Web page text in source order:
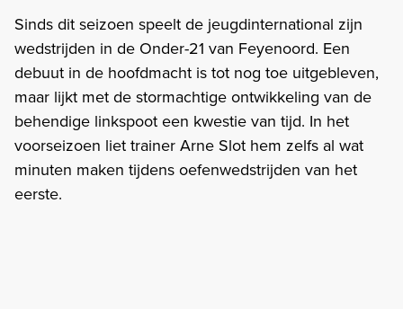
Sinds dit seizoen speelt de jeugdinternational zijn
wedstrijden in de Onder-21 van Feyenoord. Een
debuut in de hoofdmacht is tot nog toe uitgebleven,
maar lijkt met de stormachtige ontwikkeling van de
behendige linkspoot een kwestie van tijd. In het
voorseizoen liet trainer Arne Slot hem zelfs al wat
minuten maken tijdens oefenwedstrijden van het
eerste.